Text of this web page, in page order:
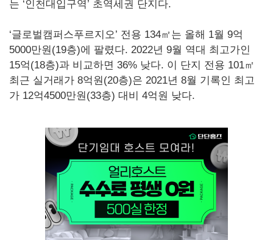
는 ‘인천대입구역’ 초역세권 단지다.
‘글로벌캠퍼스푸르지오’ 전용 134㎡는 올해 1월 9억
5000만원(19층)에 팔렸다. 2022년 9월 역대 최고가인
15억(18층)과 비교하면 36% 낮다. 이 단지 전용 101㎡
최근 실거래가 8억원(20층)은 2021년 8월 기록인 최고
가 12억4500만원(33층) 대비 4억원 낮다.